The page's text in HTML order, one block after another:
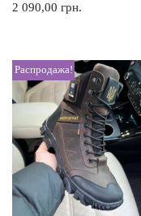
2 090,00 грн.
Распродажа!